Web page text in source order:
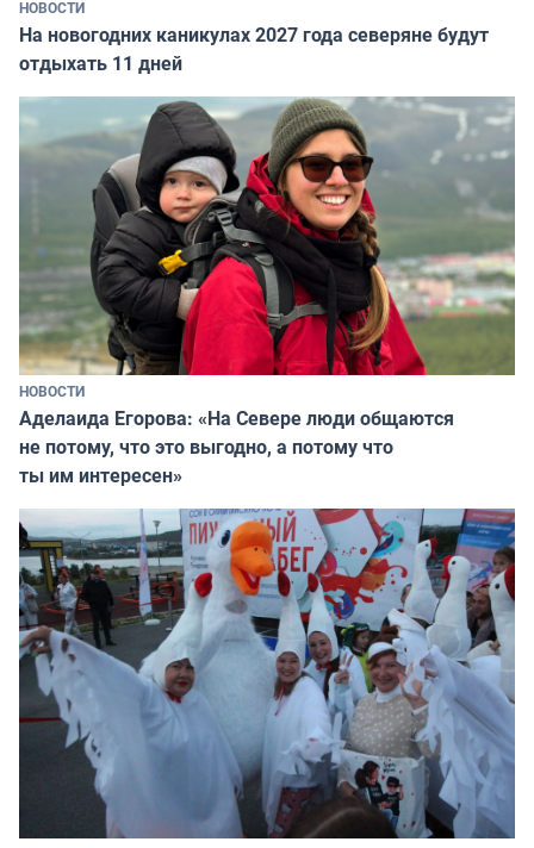
НОВОСТИ
На новогодних каникулах 2027 года северяне будут
отдыхать 11 дней
НОВОСТИ
Аделаида Егорова: «На Севере люди общаются
не потому, что это выгодно, а потому что
ты им интересен»